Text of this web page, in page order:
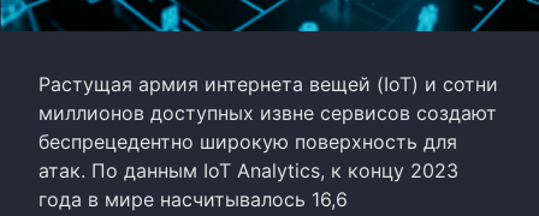
Растущая армия интернета вещей (IoT) и сотни
миллионов доступных извне сервисов создают
беспрецедентно широкую поверхность для
атак. По данным IoT Analytics, к концу 2023
года в мире насчитывалось 16,6